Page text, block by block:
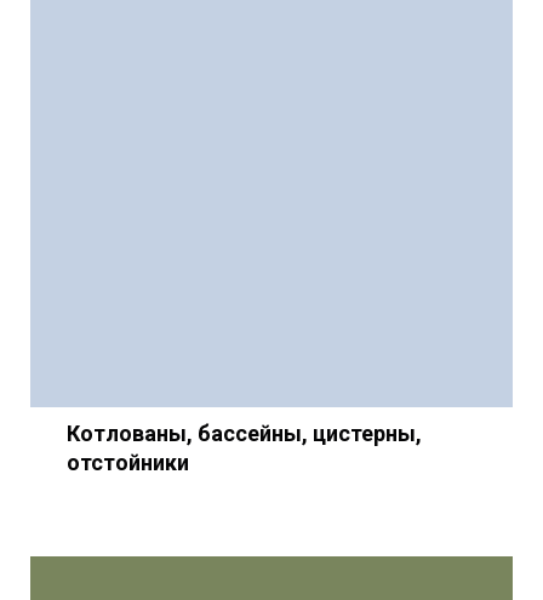
Котлованы, бассейны, цистерны,
отстойники